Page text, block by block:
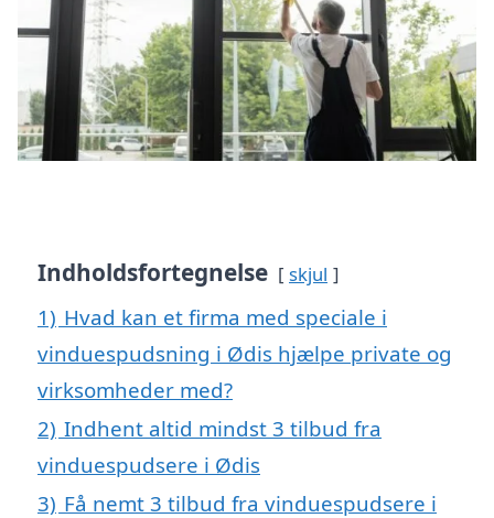
Indholdsfortegnelse skjul
1) Hvad kan et firma med speciale i
vinduespudsning i Ødis hjælpe private og
virksomheder med?
2) Indhent altid mindst 3 tilbud fra
vinduespudsere i Ødis
3) Få nemt 3 tilbud fra vinduespudsere i